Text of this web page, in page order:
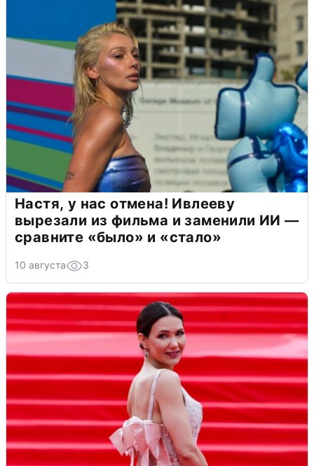
Настя, у нас отмена! Ивлееву
вырезали из фильма и заменили ИИ —
сравните «было» и «стало»
10 августа 3